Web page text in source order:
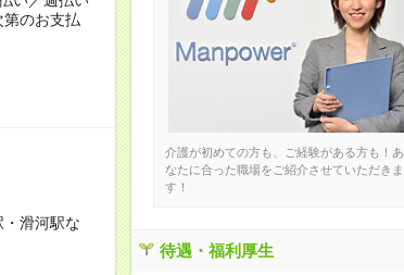
のお支払
・滑河駅な
介護が初めての方も、ご経験がある方も！あ
なたに合った職場をご紹介させていただきま
す！
待遇・福利厚生